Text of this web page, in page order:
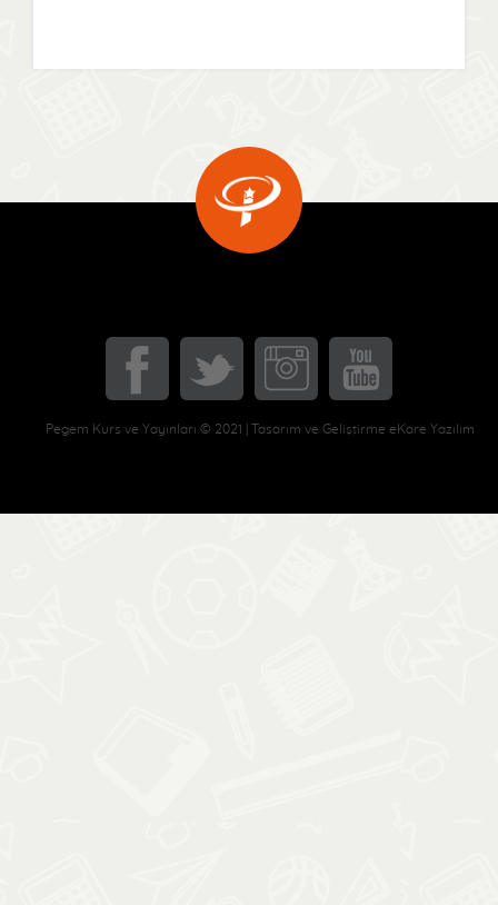
Pegem Kurs ve Yayınları © 2021 | Tasarım ve Geliştirme eKare Yazılım